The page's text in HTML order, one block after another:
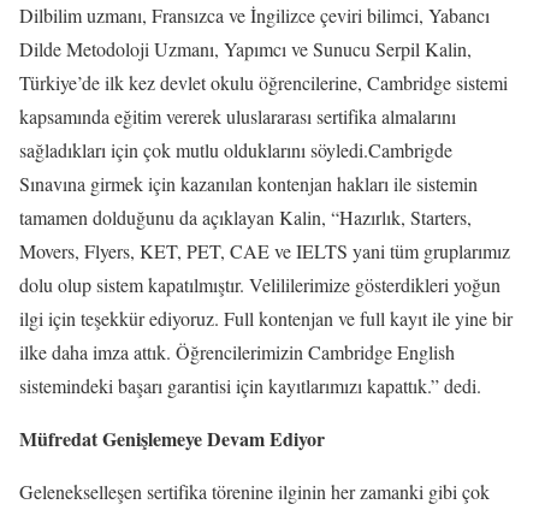
Dilbilim uzmanı, Fransızca ve İngilizce çeviri bilimci, Yabancı
Dilde Metodoloji Uzmanı, Yapımcı ve Sunucu Serpil Kalin,
Türkiye’de ilk kez devlet okulu öğrencilerine, Cambridge sistemi
kapsamında eğitim vererek uluslararası sertifika almalarını
sağladıkları için çok mutlu olduklarını söyledi.Cambrigde
Sınavına girmek için kazanılan kontenjan hakları ile sistemin
tamamen dolduğunu da açıklayan Kalin, “Hazırlık, Starters,
Movers, Flyers, KET, PET, CAE ve IELTS yani tüm gruplarımız
dolu olup sistem kapatılmıştır. Velililerimize gösterdikleri yoğun
ilgi için teşekkür ediyoruz. Full kontenjan ve full kayıt ile yine bir
ilke daha imza attık. Öğrencilerimizin Cambridge English
sistemindeki başarı garantisi için kayıtlarımızı kapattık.” dedi.
Müfredat Genişlemeye Devam Ediyor
Gelenekselleşen sertifika törenine ilginin her zamanki gibi çok